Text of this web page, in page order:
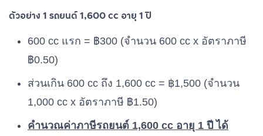
4.00 ∞
ตัวอย่าง 1 รถยนต์ 1,600 cc อายุ 1 ปี
600 cc แรก = ฿300 (จำนวน 600 cc x อัตราภาษี
฿0.50)
ส่วนเกิน 600 cc ถึง 1,600 cc = ฿1,500 (จำนวน
1,000 cc x อัตราภาษี ฿1.50)
คำนวณค่าภาษีรถยนต์ 1,600 cc อายุ 1 ปี ได้